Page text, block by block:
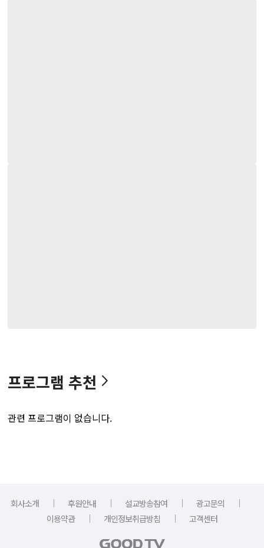
프로그램 추천
관련 프로그램이 없습니다.
회사소개 ｜ 후원안내 ｜ 설교방송참여 ｜ 광고문의
｜
이용약관
｜ 개인정보취급방침 ｜ 고객센터